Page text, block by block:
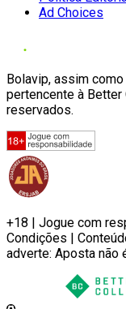
Ad Choices
Bolavip, assim
pertencente à
reservados.
+18 | Jogue com
Condições |
adverte: Aposta não